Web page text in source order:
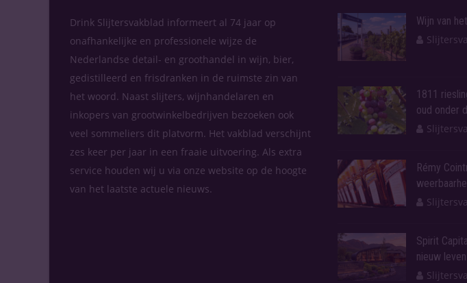
Drink Slijtersvakblad informeert al 74 jaar op
onafhankelijke en professionele wijze de
Nederlandse detail- en groothandel in wijn, bier,
gedistilleerd en frisdranken in de ruimste zin van
het woord. Naast slijters, wijnhandelaren en
inkopers van grootwinkelbedrijven bezoeken ook
veel sommeliers dit platvorm. Het vakblad verschijnt
zes keer per jaar in een fraaie uitvoering. Als extra
service houden wij u via onze website op de hoogte
van het laatste actuele nieuws.
Wijn van
1811
oud onder
Rémy
Spirit
nieuw